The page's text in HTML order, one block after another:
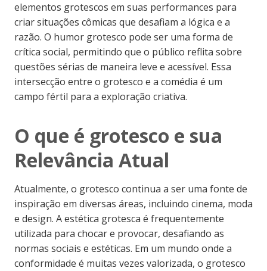
elementos grotescos em suas performances para
criar situações cômicas que desafiam a lógica e a
razão. O humor grotesco pode ser uma forma de
crítica social, permitindo que o público reflita sobre
questões sérias de maneira leve e acessível. Essa
intersecção entre o grotesco e a comédia é um
campo fértil para a exploração criativa.
O que é grotesco e sua
Relevância Atual
Atualmente, o grotesco continua a ser uma fonte de
inspiração em diversas áreas, incluindo cinema, moda
e design. A estética grotesca é frequentemente
utilizada para chocar e provocar, desafiando as
normas sociais e estéticas. Em um mundo onde a
conformidade é muitas vezes valorizada, o grotesco